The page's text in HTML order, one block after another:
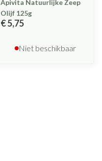
Apivita Natuurlijke Zeep
Olijf 125g
€ 5,75
Niet beschikbaar